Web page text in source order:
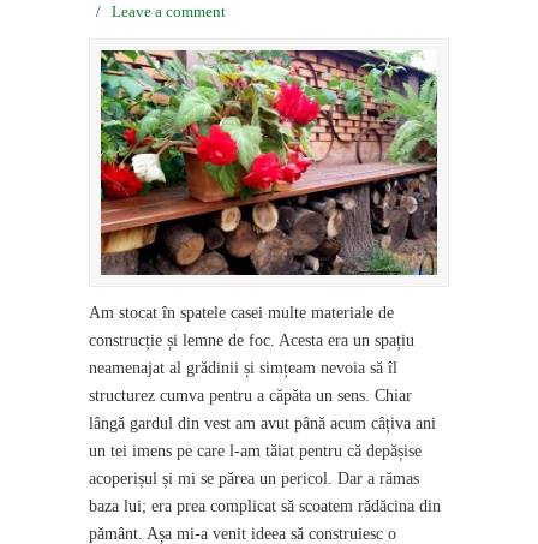
/ Leave a comment
Am stocat în spatele casei multe materiale de
construcție și lemne de foc. Acesta era un spațiu
neamenajat al grădinii și simțeam nevoia să îl
structurez cumva pentru a căpăta un sens. Chiar
lângă gardul din vest am avut până acum câțiva ani
un tei imens pe care l-am tăiat pentru că depășise
acoperișul și mi se părea un pericol. Dar a rămas
baza lui; era prea complicat să scoatem rădăcina din
pământ. Așa mi-a venit ideea să construiesc o